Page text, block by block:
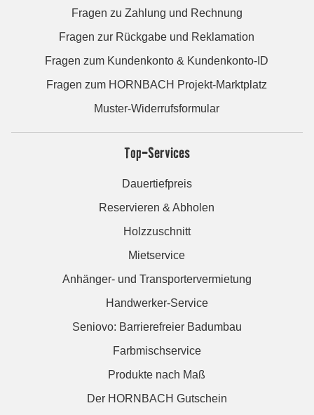
Fragen zu Zahlung und Rechnung
Fragen zur Rückgabe und Reklamation
Fragen zum Kundenkonto & Kundenkonto-ID
Fragen zum HORNBACH Projekt-Marktplatz
Muster-Widerrufsformular
Top-Services
Dauertiefpreis
Reservieren & Abholen
Holzzuschnitt
Mietservice
Anhänger- und Transportervermietung
Handwerker-Service
Seniovo: Barrierefreier Badumbau
Farbmischservice
Produkte nach Maß
Der HORNBACH Gutschein